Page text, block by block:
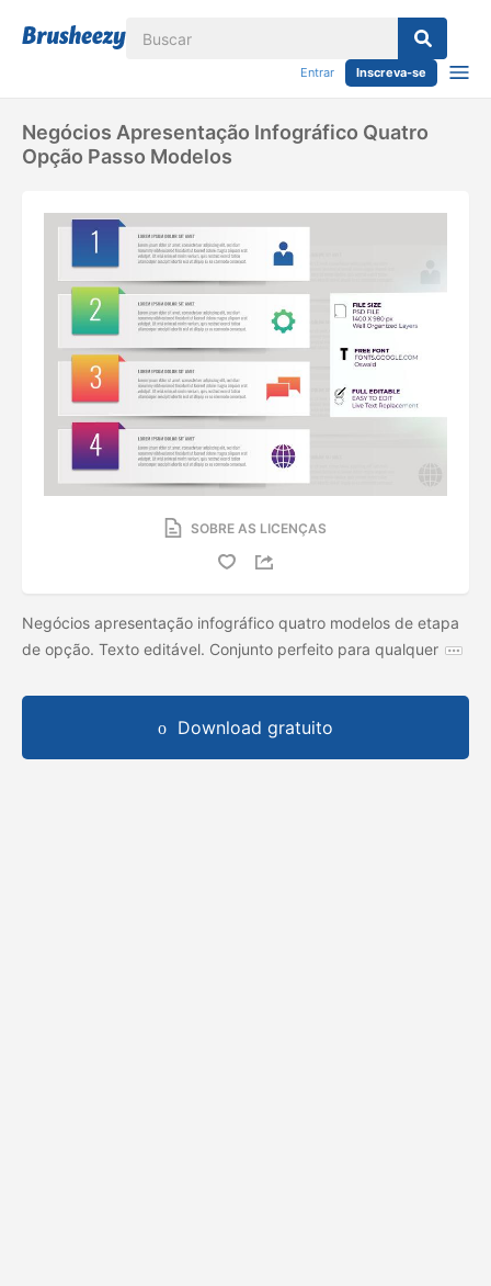
Entrar Inscreva-se
Negócios Apresentação Infográfico Quatro
Opção Passo Modelos
SOBRE AS LICENÇAS
Negócios apresentação infográfico quatro modelos de etapa
de opção. Texto editável. Conjunto perfeito para qualquer
Download gratuito